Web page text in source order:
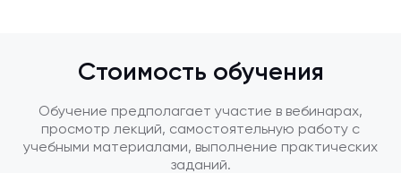
Стоимость обучения
Обучение предполагает участие в вебинарах,
просмотр лекций, самостоятельную работу с
учебными материалами, выполнение практических
заданий.